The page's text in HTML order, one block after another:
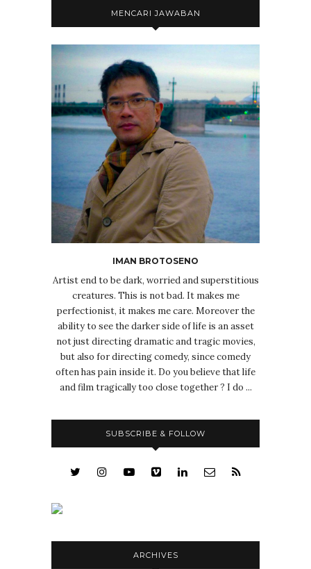
MENCARI JAWABAN
IMAN BROTOSENO
Artist end to be dark, worried and superstitious
creatures. This is not bad. It makes me
perfectionist, it makes me care. Moreover the
ability to see the darker side of life is an asset
not just directing dramatic and tragic movies,
but also for directing comedy, since comedy
often has pain inside it. Do you believe that life
and film tragically too close together ? I do ...
SUBSCRIBE & FOLLOW
ARCHIVES